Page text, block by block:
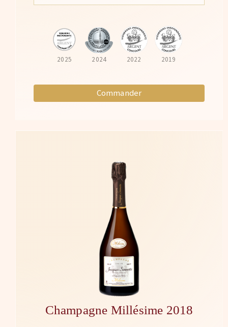
2025 2024 2022 2019
Commander
Champagne Millésime 2018